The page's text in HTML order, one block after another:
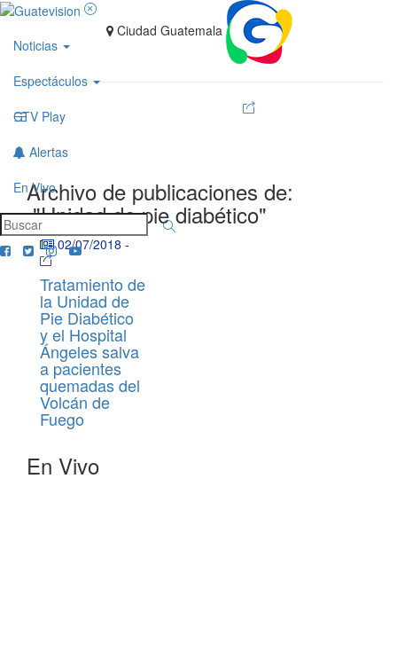
Noticias
Espectáculos
GTV Play
Alertas
En Vivo
Ciudad Guatemala
Archivo de publicaciones de:
"Unidad de pie diabético"
02/07/2018 -
Tratamiento de
la Unidad de
Pie Diabético
y el Hospital
Ángeles salva
a pacientes
quemadas del
Volcán de
Fuego
En Vivo